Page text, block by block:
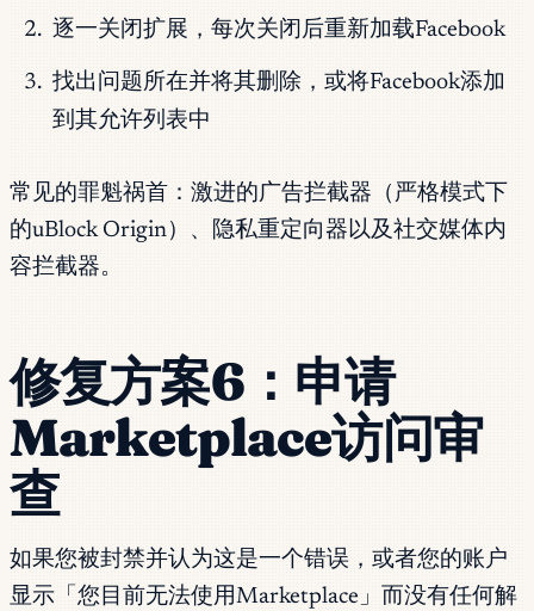
逐一关闭扩展，每次关闭后重新加载Facebook
找出问题所在并将其删除，或将Facebook添加
到其允许列表中
常见的罪魁祸首：激进的广告拦截器（严格模式下
的uBlock Origin）、隐私重定向器以及社交媒体内
容拦截器。
修复方案6：申请
Marketplace访问审
查
如果您被封禁并认为这是一个错误，或者您的账户
显示「您目前无法使用Marketplace」而没有任何解